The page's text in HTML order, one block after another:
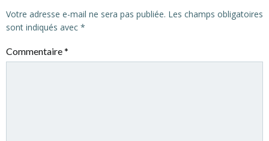
Votre adresse e-mail ne sera pas publiée. Les champs obligatoires
sont indiqués avec *
Commentaire*